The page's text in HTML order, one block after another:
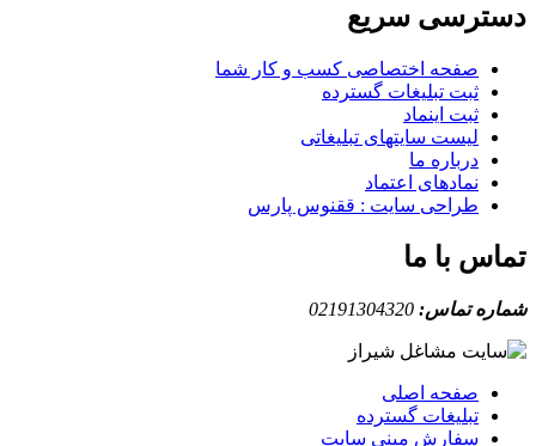
دسترسی سریع
صفحه اختصاصی کسب و کار شما
ثبت تبلیغات گسترده
ثبت اینماد
لیست سایتهای تبلیغاتی
درباره ما
نمادهای اعتماد
طراحی سایت : ققنوس پارس
تماس با ما
شماره تماس: 02191304320
صفحه اصلی
تبلیغات گسترده
سفارش مینی سایت